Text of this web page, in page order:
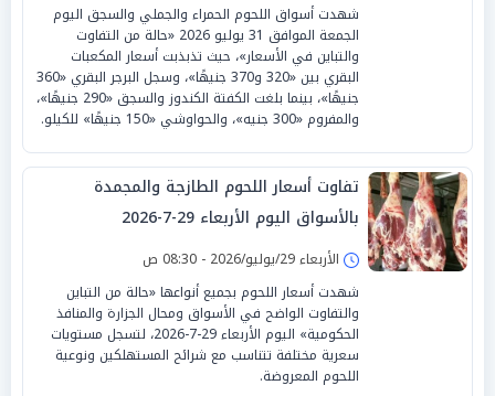
شهدت أسواق اللحوم الحمراء والجملي والسجق اليوم
الجمعة الموافق 31 يوليو 2026 «حالة من التفاوت
والتباين في الأسعار»، حيث تذبذبت أسعار المكعبات
البقري بين «320 و370 جنيهًا»، وسجل البرجر البقري «360
جنيهًا»، بينما بلغت الكفتة الكندوز والسجق «290 جنيهًا»،
والمفروم «300 جنيه»، والحواوشي «150 جنيهًا» للكيلو.
تفاوت أسعار اللحوم الطازجة والمجمدة
بالأسواق اليوم الأربعاء 29-7-2026
الأربعاء 29/يوليو/2026 - 08:30 ص
شهدت أسعار اللحوم بجميع أنواعها «حالة من التباين
والتفاوت الواضح في الأسواق ومحال الجزارة والمنافذ
الحكومية» اليوم الأربعاء 29-7-2026، لتسجل مستويات
سعرية مختلفة تتناسب مع شرائح المستهلكين ونوعية
اللحوم المعروضة.